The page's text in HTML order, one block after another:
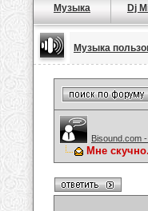
Музыка Dj
Музыка
Bisound.com
Мне